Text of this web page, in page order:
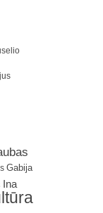
Gabija
Ina